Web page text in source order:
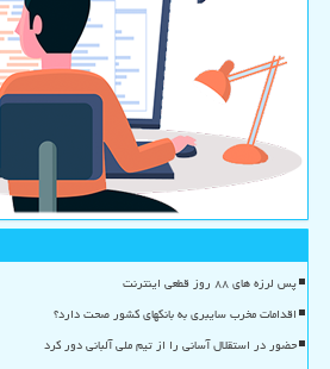
پس لرزه های ۸۸ روز قطعی اینترنت
اقدامات مخرب سایبری به بانکهای کشور صحت دارد؟
حضور در استقلال آسانی را از تیم ملی آلبانی دور کرد